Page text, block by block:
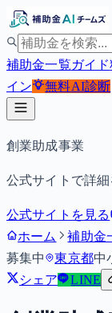
補助金一覧ガイド
イン
無料AI診断
創業助成事業
公式サイトで詳
公式サイトを見る
ホーム
補助金
募集中
東京都中
シェア
LINE